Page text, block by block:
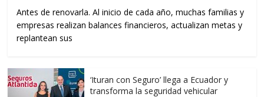
Antes de renovarla. Al inicio de cada año, muchas familias y
empresas realizan balances financieros, actualizan metas y
replantean sus
‘Ituran con Seguro’ llega a Ecuador y
transforma la seguridad vehicular